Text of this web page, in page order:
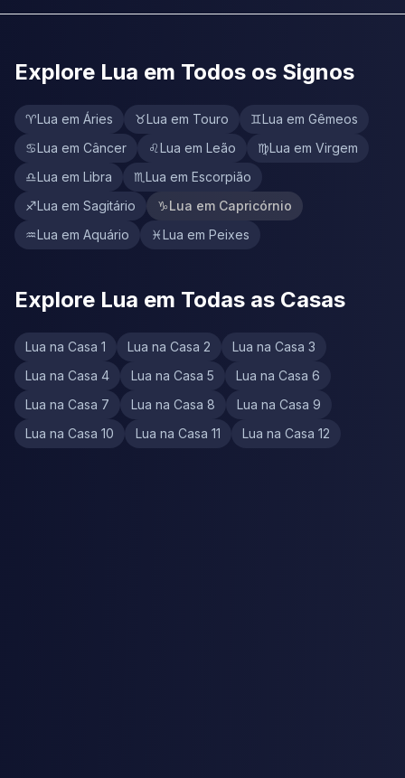
Explore Lua em Todos os Signos
♈Lua em Áries ♉Lua em Touro ♊Lua em Gêmeos
♋Lua em Câncer ♌Lua em Leão ♍Lua em Virgem
♎Lua em Libra ♏ Lua em Escorpião
♐Lua em Sagitário ♑Lua em Capricórnio
♒Lua em Aquário ♓Lua em Peixes
Explore Lua em Todas as Casas
Lua na Casa 1 Lua na Casa 2
Lua na Casa 3
Lua na Casa 4
Lua na Casa 5
Lua na Casa 6
Lua na Casa 7
Lua na Casa 8
Lua na Casa 9
Lua na Casa 10
Lua na Casa 11 Lua na Casa 12